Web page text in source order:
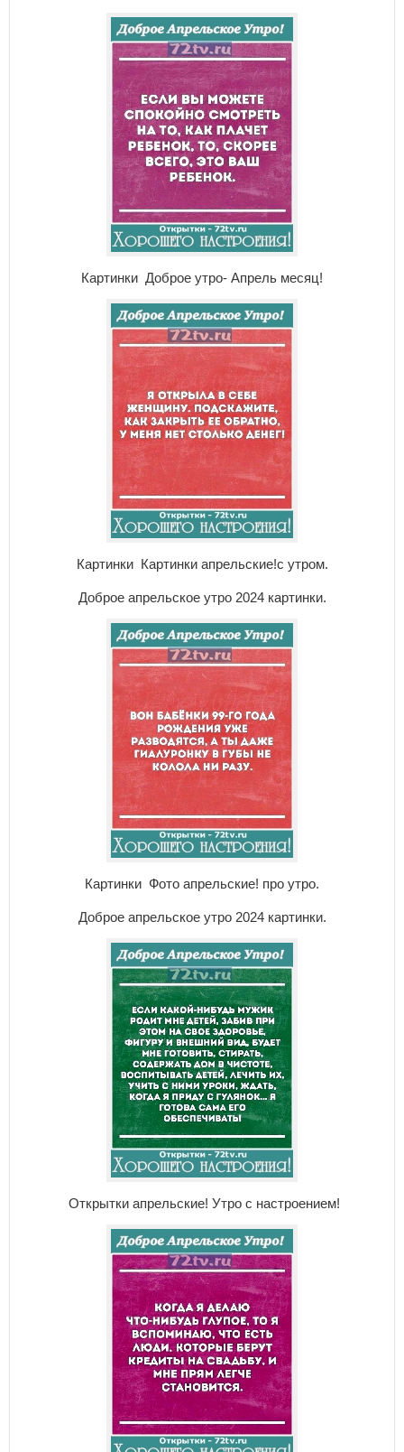
Картинки Доброе утро- Апрель месяц!
Картинки Картинки апрельские!с утром.
Доброе апрельское утро 2024 картинки.
Картинки Фото апрельские! про утро.
Доброе апрельское утро 2024 картинки.
Открытки апрельские! Утро с настроением!